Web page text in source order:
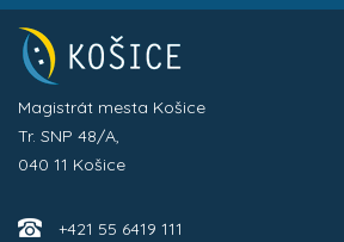
Magistrát mesta Košice
Tr. SNP 48/A,
040 11 Košice
+421 55 6419 111